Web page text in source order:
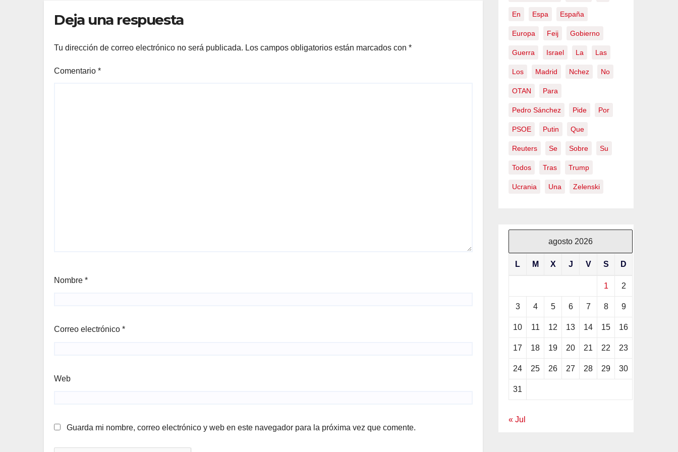
Instagram que era
Deja una respuesta
Tu dirección de correo electrónico no será publicada. Los campos obligatorios están marcados con *
Comentario *
Nombre *
Correo electrónico *
Web
Guarda mi nombre, correo electrónico y web en este navegador para la próxima vez que comente.
En Espa España
Europa Feij Gobierno
Guerra Israel La Las
Los Madrid Nchez No
OTAN Para
Pedro Sánchez Pide Por
PSOE Putin Que
Reuters Se Sobre Su
Todos Tras Trump
Ucrania Una Zelenski
agosto 2026
L M X J V S D
1 2
3 4 5 6 7 8 9
10 11 12 13 14 15 16
17 18 19 20 21 22 23
24 25 26 27 28 29 30
31
« Jul